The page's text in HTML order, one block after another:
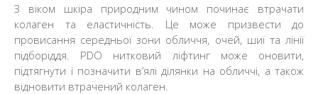
З віком шкіра природним чином починає втрачати
колаген та еластичність. Це може призвести до
провисання середньої зони обличчя, очей, шиї та лінії
підборіддя. PDO нитковий ліфтинг може оновити,
підтягнути і позначити в’ялі ділянки на обличчі, а також
відновити втрачений колаген.